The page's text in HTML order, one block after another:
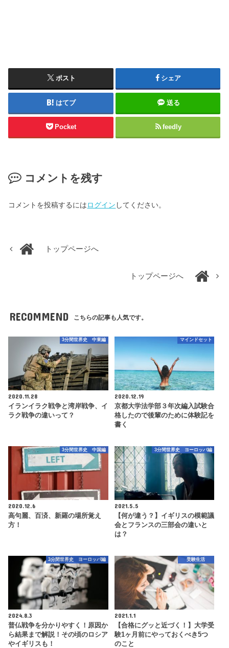
ポスト シェア
はてブ 送る
Pocket feedly
コメントを残す
コメントを投稿するにはログイン してください。
トップページへ
トップページへ
RECOMMEND こちらの記事も人気です。
3分間世界史 中東編
2020.11.28
イランイラク戦争と湾岸戦争、イ
ラク戦争の違いって？
マインドセット
2020.12.19
京都大学法学部３年次編入試験合
格したので後輩のために体験記を
書く
3分間世界史 中国編
2020.12.6
高句麗、百済、新羅の場所覚え
方！
3分間世界史 ヨーロッパ編
2021.5.5
【何が違う？】イギリスの模範議
会とフランスの三部会の違いと
は？
3分間世界史 ヨーロッパ編
2024.8.3
普仏戦争を分かりやすく！原因か
ら結果まで解説！その頃のロシア
やイギリスも！
受験生活
2021.1.1
【合格にグッと近づく！】大学受
験1ヶ月前にやっておくべき5つ
のこと